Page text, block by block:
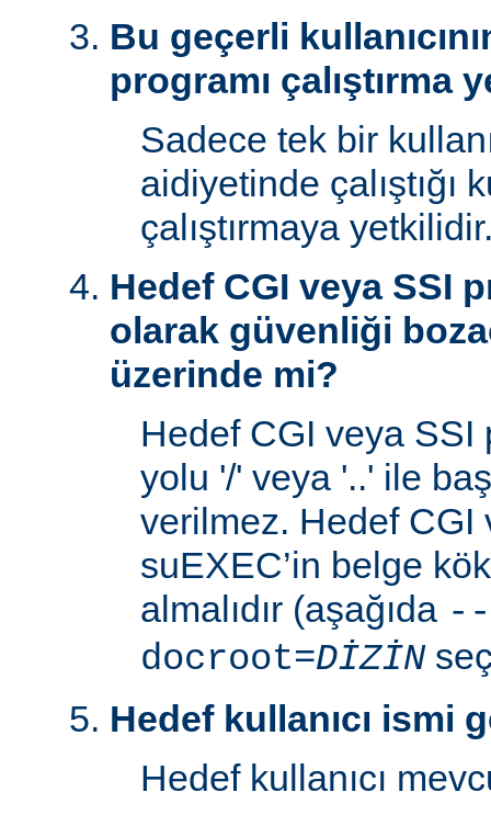
Bu geçerli
programı çalıştırma
Sadece tek bir
aidiyetinde çalıştığı
çalıştırmaya
Hedef CGI veya SSI
olarak güvenliği
üzerinde mi?
Hedef CGI veya SSI
yolu '/' veya '..' ile
verilmez. Hedef CGI
suEXEC’in belge
almalıdır (aşağıda
docroot=DİZİN
Hedef kullanıcı ismi
Hedef kullanıcı